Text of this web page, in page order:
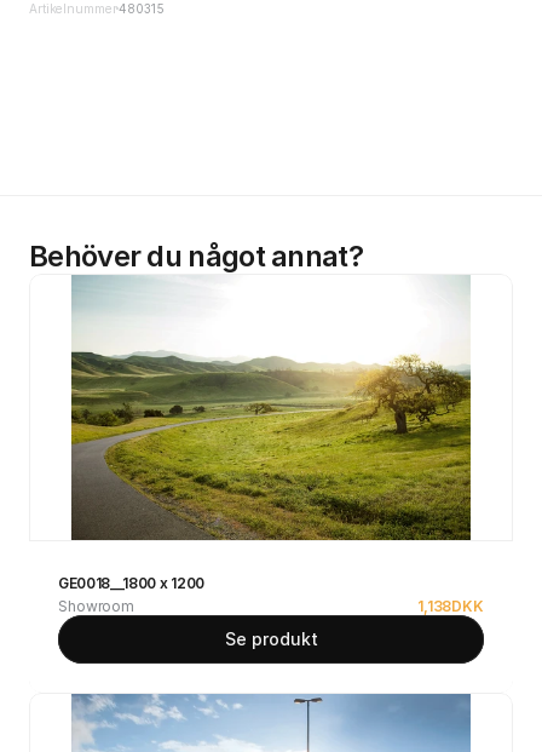
Artikelnummer480315
Behöver du något annat?
GE0018__1800 x 1200
Showroom
1,138DKK
Se produkt